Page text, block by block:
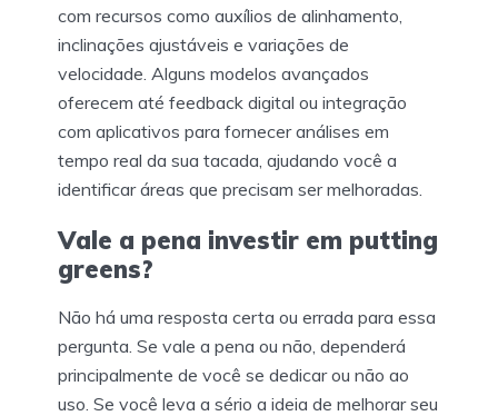
com recursos como auxílios de alinhamento,
inclinações ajustáveis e variações de
velocidade. Alguns modelos avançados
oferecem até feedback digital ou integração
com aplicativos para fornecer análises em
tempo real da sua tacada, ajudando você a
identificar áreas que precisam ser melhoradas.
Vale a pena investir em putting
greens?
Não há uma resposta certa ou errada para essa
pergunta. Se vale a pena ou não, dependerá
principalmente de você se dedicar ou não ao
uso. Se você leva a sério a ideia de melhorar seu